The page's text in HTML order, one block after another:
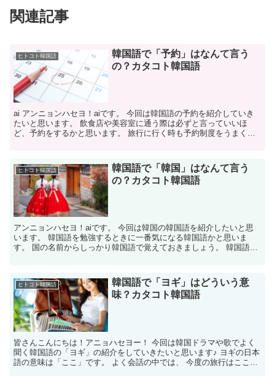
関連記事
ヒトコト韓国語
韓国語で「予約」はなんて言う
の？カタコト韓国語
ai アンニョンハセヨ！aiです。 今回は韓国語の予約を紹介していき
たいと思います。 飲食店や美容室に通う際は必ずと言っていいほ
ど、予約をするかと思います。 旅行に行く時も予約制度をうまく使
ヒトコト韓国語
韓国語で「韓国」はなんて言う
の？カタコト韓国語
アンニョンハセヨ！aiです。 今回は韓国の韓国語を紹介したいと思
います。 韓国語を勉強するときに一番気になる韓国語かと思いま
す。 国の名前からしっかり韓国語で覚えておきましょう。 韓国語で
ヒトコト韓国語
韓国語で「ヨギ」はどういう意
味？カタコト韓国語
皆さんこんにちは！アニョハセヨー！ 今回は韓国ドラマや歌でよく
聞く韓国語の「ヨギ」の紹介をしていきたいと思います♪ ヨギの日本
語の意味は「ここ」です。 よく会話の中では、 今度の旅行はここに